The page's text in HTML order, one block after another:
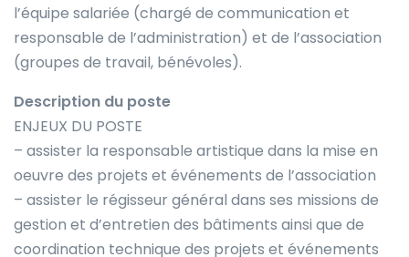
l’équipe salariée (chargé de communication et
responsable de l’administration) et de l’association
(groupes de travail, bénévoles).
Description du poste
ENJEUX DU POSTE
– assister la responsable artistique dans la mise en
oeuvre des projets et événements de l’association
– assister le régisseur général dans ses missions de
gestion et d’entretien des bâtiments ainsi que de
coordination technique des projets et événements